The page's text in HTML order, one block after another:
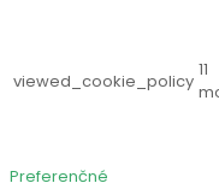
viewed_cookie_policy
11
Preferenčné